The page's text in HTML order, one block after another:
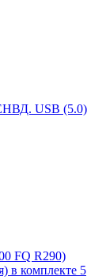
USB (5.0)
FQ R290)
в комплекте 5